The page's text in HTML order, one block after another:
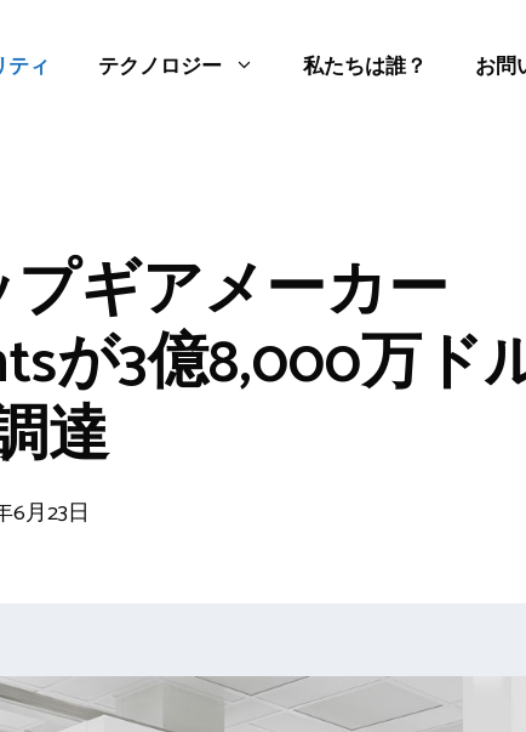
ティ テクノロジー 私たちは誰？ お問
ギアメーカー
が3億8,000万ド
達
6月23日